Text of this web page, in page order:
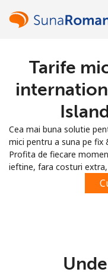
Tarife
Cea mai buna solutie
mici pentru a suna pe fix
Profita de fiecare
ieftine, fara costuri